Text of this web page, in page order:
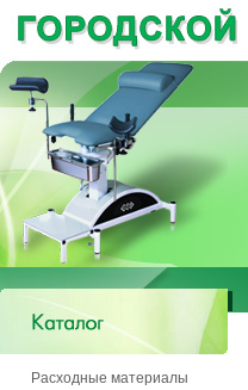
Расходные материалы